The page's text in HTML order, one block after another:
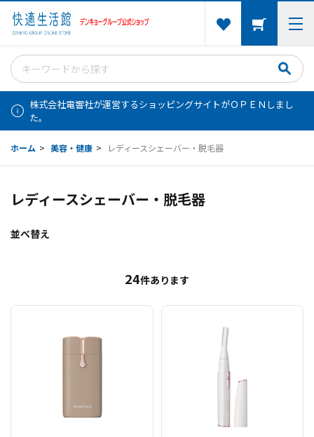
株式会社電響社が運営するショッピングサイトがＯＰＥＮしまし
た。
ホーム > 美容・健康 > レディースシェーバー・脱毛器
レディースシェーバー・脱毛器
並べ替え
24件あります